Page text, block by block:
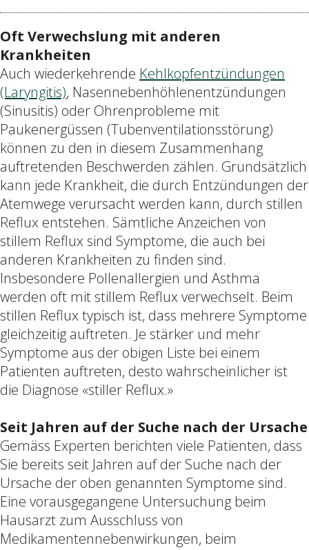
Oft Verwechslung mit anderen
Krankheiten
Auch wiederkehrende Kehlkopfentzündungen
(Laryngitis), Nasennebenhöhlenentzündungen
(Sinusitis) oder Ohrenprobleme mit
Paukenergüssen (Tubenventilationsstörung)
können zu den in diesem Zusammenhang
auftretenden Beschwerden zählen. Grundsätzlich
kann jede Krankheit, die durch Entzündungen der
Atemwege verursacht werden kann, durch stillen
Reflux entstehen. Sämtliche Anzeichen von
stillem Reflux sind Symptome, die auch bei
anderen Krankheiten zu finden sind.
Insbesondere Pollenallergien und Asthma
werden oft mit stillem Reflux verwechselt. Beim
stillen Reflux typisch ist, dass mehrere Symptome
gleichzeitig auftreten. Je stärker und mehr
Symptome aus der obigen Liste bei einem
Patienten auftreten, desto wahrscheinlicher ist
die Diagnose «stiller Reflux.»
Seit Jahren auf der Suche nach der Ursache
Gemäss Experten berichten viele Patienten, dass
Sie bereits seit Jahren auf der Suche nach der
Ursache der oben genannten Symptome sind.
Eine vorausgegangene Untersuchung beim
Hausarzt zum Ausschluss von
Medikamentennebenwirkungen, beim